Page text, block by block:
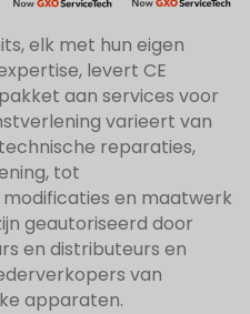
elk met hun eigen
levert CE
aan services voor
varieert van
reparaties,
tot
en maatwerk
geautoriseerd door
en distributeurs en
van
apparaten.